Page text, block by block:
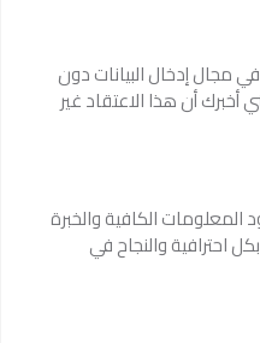
مجال إدخال البيانات دون
أن هذا الاعتقاد غير
الكافية والخبرة
احترافية والنجاح في